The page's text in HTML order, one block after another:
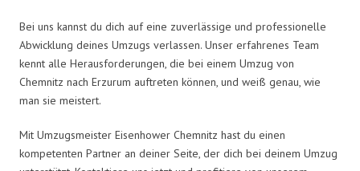
Bei uns kannst du dich auf eine zuverlässige und professionelle
Abwicklung deines Umzugs verlassen. Unser erfahrenes Team
kennt alle Herausforderungen, die bei einem Umzug von
Chemnitz nach Erzurum auftreten können, und weiß genau, wie
man sie meistert.
Mit Umzugsmeister Eisenhower Chemnitz hast du einen
kompetenten Partner an deiner Seite, der dich bei deinem Umzug